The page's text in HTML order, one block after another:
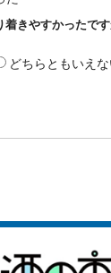
きやすかったです
どちらともいえ